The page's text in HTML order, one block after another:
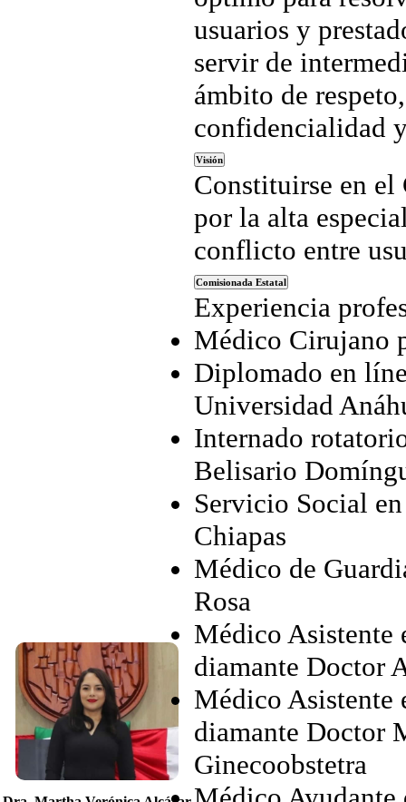
usuarios y
servir de
ámbito de
confidencialidad
Visión
Constituirse en el
por la alta
conflicto entre
Comisionada Estatal
Experiencia
Médico Cirujano
Diplomado en
Universidad
Internado
Belisario
Servicio Social
Chiapas
Médico de
Rosa
Médico Asistente
diamante Doctor
Médico Asistente
diamante Doctor
Ginecoobstetra